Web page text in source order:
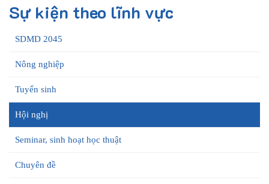
Sự kiện theo lĩnh vực
SDMD 2045
Nông nghiệp
Tuyển sinh
Hội nghị
Seminar, sinh hoạt học thuật
Chuyên đề